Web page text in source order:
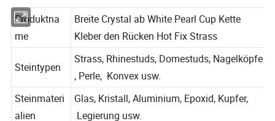
Produktna
me
Breite Crystal ab White Pearl Cup Kette
Kleber den Rücken Hot Fix Strass
Strass, Rhinestuds, Domestuds, Nagelköpfe
, Perle, Konvex usw.
Steinmateri Glas, Kristall, Aluminium, Epoxid, Kupfer,